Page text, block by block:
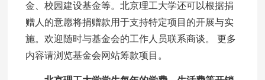
金、校园建设基金等。北京理工大学还可以根据捐
赠人的意愿将捐赠款用于支持特定项目的开展与实
施。欢迎随时与基金会的工作人员联系商谈。 更多
内容请浏览基金会网站筹款项目。